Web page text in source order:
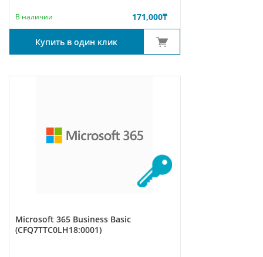
В наличии 171,000₸
Купить в один клик
Microsoft 365 Business Basic
(CFQ7TTC0LH18:0001)